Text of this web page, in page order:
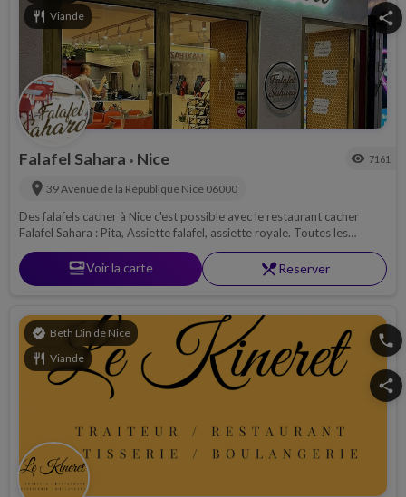
restaurant Viande share
Falafel Sahara • Nice visibility 7161
location_on 39 Avenue de la République Nice 06000
Des falafels cacher à Nice c'est possible avec le restaurant cacher
Falafel Sahara : Pita, Assiette falafel, assiette royale. Toutes les
spécialités orientales sont au rendez-vous !
set_mealVoir la carte restaurant_menuReserver
verified Beth Din de Nice
restaurant Viande
phone
share